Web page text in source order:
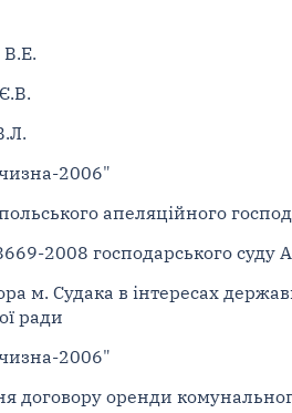
В.Е.
2006"
апеляційного
2008 господарського суду
м. Судака в інтересах
ради
2006"
договору оренди